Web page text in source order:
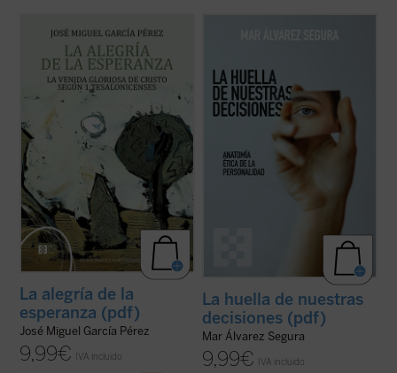
que devuelve a la palabra paulina su
tonalidad originaria, abierta a la plenitud
cristológica, y que constituye una
esperanza cristiana como fuente de alegría
(ver ficha)
La alegría de la
esperanza (pdf)
José Miguel García Pérez
9,99€ IVA incluido
ensayo que se adentra con valentía en una
Mar Álvarez Segura nos conduce por el
laberinto de la conciencia humana ...
ficha)
La huella de nuestras
decisiones (pdf)
Mar Álvarez Segura
9,99€ IVA incluido